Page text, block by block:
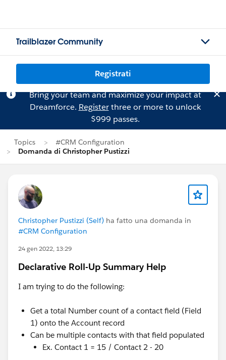
Trailblazer Community
Registrati
Bring your team and maximize your impact at
Dreamforce. Registerthree or more to unlock
$999 passes.
Topics
#CRM Configuration
Domanda di Christopher Pustizzi
Christopher Pustizzi (Self) ha fatto una domanda in
#CRM Configuration
24 gen 2022, 13:29
Declarative Roll-Up Summary Help
I am trying to do the following:
Get a total Number count of a contact field (Field
1) onto the Account record
Can be multiple contacts with that field populated
Ex. Contact 1 = 15 / Contact 2 - 20